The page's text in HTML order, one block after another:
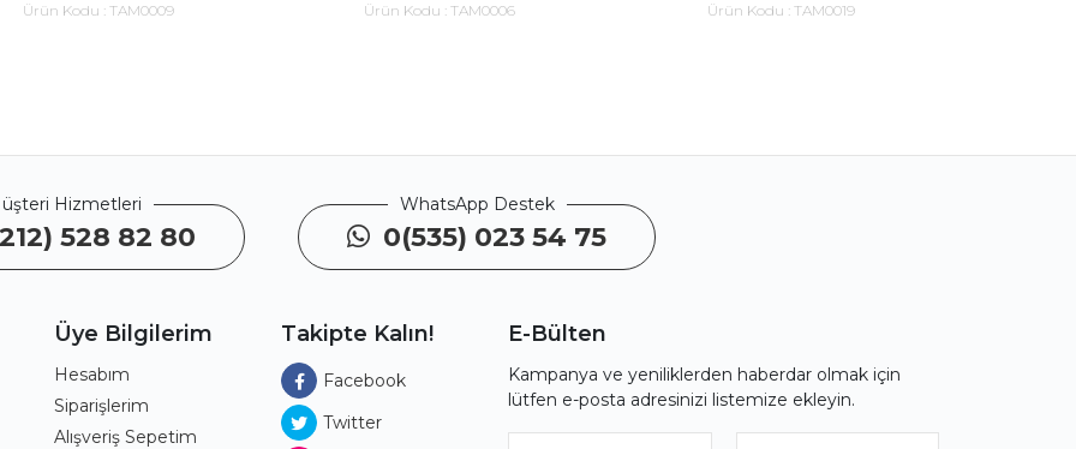
Ürün Kodu : TAM0009 Ürün Kodu : TAM0006 Ürün Kodu : TAM0019
Hizmetleri
528 82 80
WhatsApp Destek
0(535) 023 54 75
Üye Bilgilerim
Hesabım
Siparişlerim
Alışveriş Sepetim
Takipte Kalın!
Facebook
Twitter
E-Bülten
Kampanya ve yeniliklerden haberdar olmak için
lütfen e-posta adresinizi listemize ekleyin.